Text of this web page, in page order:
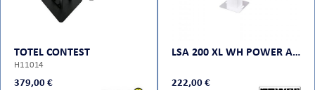
TOTEL CONTEST
H11014
379,00 €
LSA 200 XL WH POWER ACOUSTICS
222,00 €